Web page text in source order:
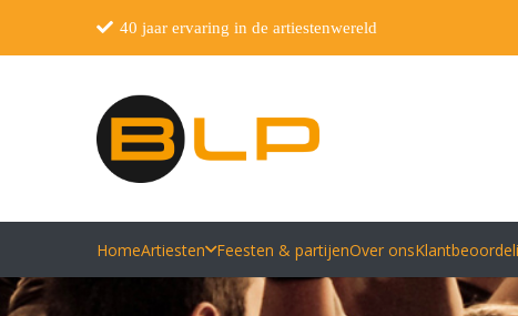
40 jaar ervaring in de artiestenwereld
HomeArtiesten Feesten & partijenOver ons